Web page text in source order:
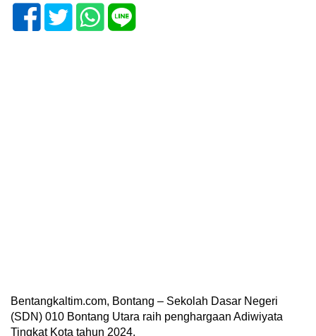
Bentangkaltim.com, Bontang – Sekolah Dasar Negeri
(SDN) 010 Bontang Utara raih penghargaan Adiwiyata
Tingkat Kota tahun 2024.